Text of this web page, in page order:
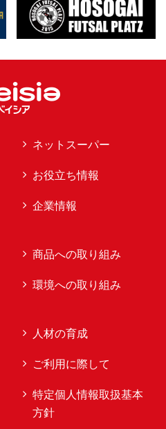
ネットスーパー
お役立ち情報
企業情報
商品への取り組み
環境への取り組み
人材の育成
ご利用に際して
特定個人情報取扱基本
方針